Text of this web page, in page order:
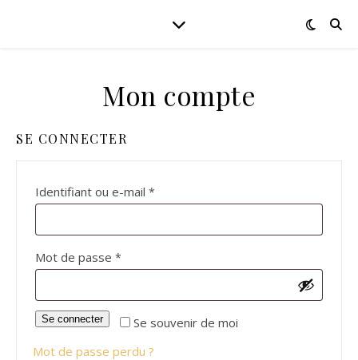
Mon compte
SE CONNECTER
Identifiant ou e-mail *
Mot de passe *
Se souvenir de moi
Se connecter
Mot de passe perdu ?